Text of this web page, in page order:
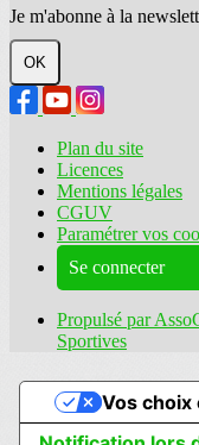
Je m'abonne à la
OK
Plan du site
Licences
Mentions légales
CGUV
Paramétrer vos
Se connecter
Propulsé par
Sportives
Vos choix